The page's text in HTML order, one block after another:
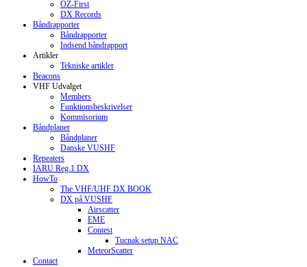
OZ-First
DX Records
Båndrapporter
Båndrapporter
Indsend båndrapport
Artikler
Tekniske artikler
Beacons
VHF Udvalget
Members
Funktionsbeskrivelser
Kommisorium
Båndplaner
Båndplaner
Danske VUSHF
Repeaters
IARU Reg.1 DX
HowTo
The VHF/UHF DX BOOK
DX på VUSHF
Airscatter
EME
Contest
Tucnak setup NAC
MeteorScatter
Contact